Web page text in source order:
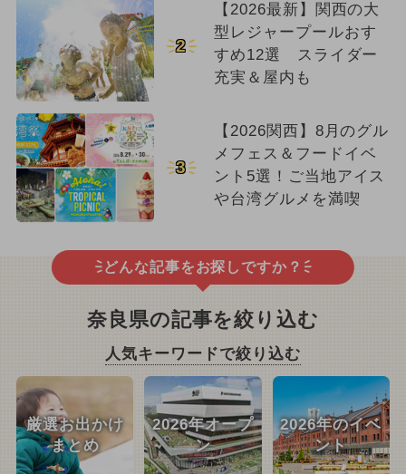
2
【2026最新】関西の大
型レジャープールおす
すめ12選 スライダー
充実＆屋内も
3
【2026関西】8月のグル
メフェス＆フードイベ
ント5選！ご当地アイス
や台湾グルメを満喫
どんな記事をお探しですか？
奈良県の記事を絞り込む
人気キーワードで絞り込む
厳選お出かけ
まとめ
2026年オープ
ン
2026年のイベ
ント